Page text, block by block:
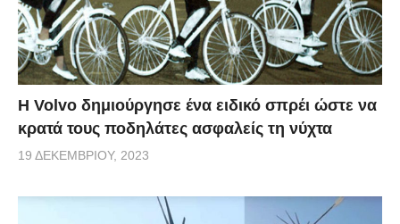
Η Volvo δημιούργησε ένα ειδικό σπρέι ώστε να
κρατά τους ποδηλάτες ασφαλείς τη νύχτα
19 ΔΕΚΕΜΒΡΊΟΥ, 2023